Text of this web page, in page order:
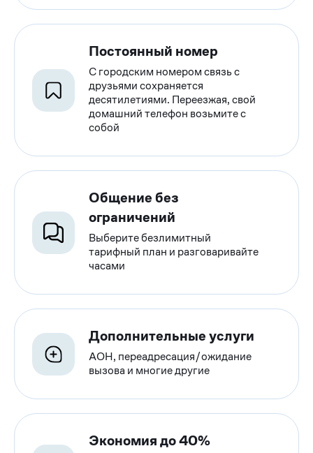
Постоянный номер
С городским номером связь с
друзьями сохраняется
десятилетиями. Переезжая, свой
домашний телефон возьмите с
собой
Общение без
ограничений
Выберите безлимитный
тарифный план и разговаривайте
часами
Дополнительные услуги
АОН, переадресация/ожидание
вызова и многие другие
Экономия до 40%